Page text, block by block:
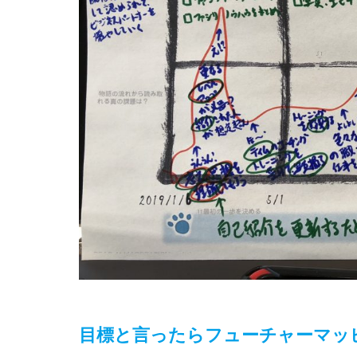
目標と言ったらフューチャーマッ